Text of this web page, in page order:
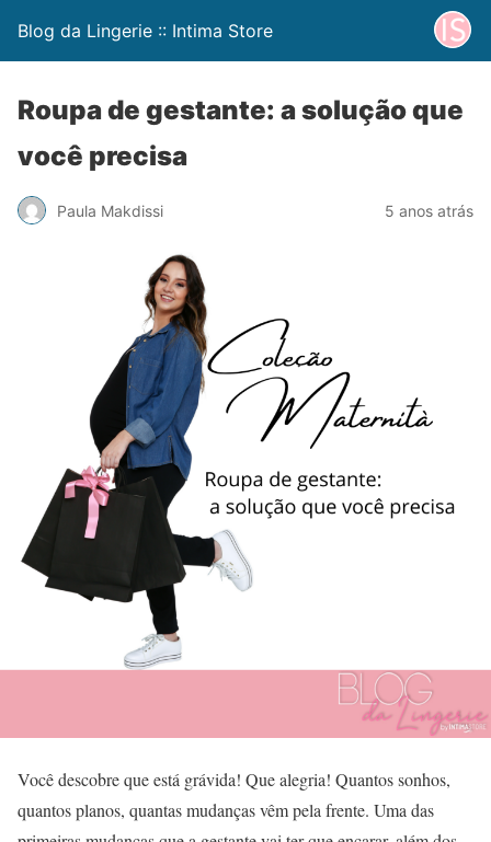
Blog da Lingerie :: Intima Store
Roupa de gestante: a solução que
você precisa
Paula Makdissi 5 anos atrás
Você descobre que está grávida! Que alegria! Quantos sonhos,
quantos planos, quantas mudanças vêm pela frente. Uma das